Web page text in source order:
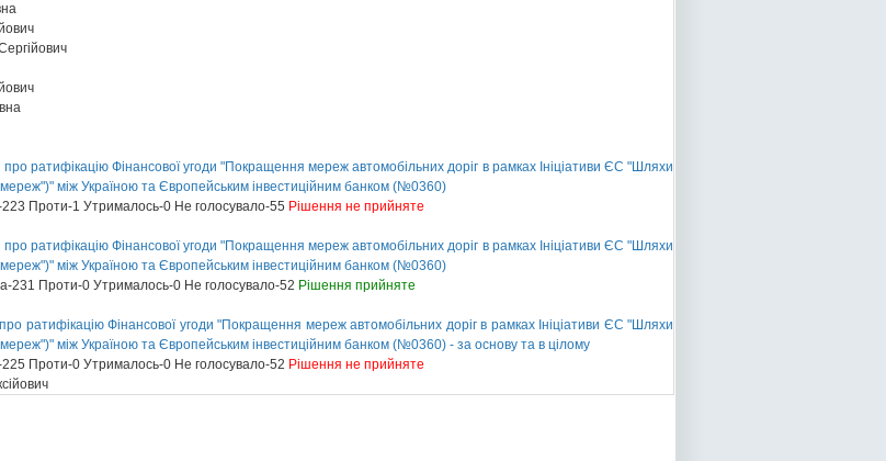
ратифікацію Фінансової угоди "Покращення мереж автомобільних доріг в рамках Ініціативи ЄС "Шляхи
між Україною та Європейським інвестиційним банком (№0360)
Проти-1 Утрималось-0 Не голосувало-55 Рішення не прийняте
ратифікацію Фінансової угоди "Покращення мереж автомобільних доріг в рамках Ініціативи ЄС "Шляхи
між Україною та Європейським інвестиційним банком (№0360)
231 Проти-0 Утрималось-0 Не голосувало-52 Рішення прийняте
ратифікацію Фінансової угоди "Покращення мереж автомобільних доріг в рамках Ініціативи ЄС "Шляхи
між Україною та Європейським інвестиційним банком (№0360) - за основу та в цілому
Проти-0 Утрималось-0 Не голосувало-52 Рішення не прийняте